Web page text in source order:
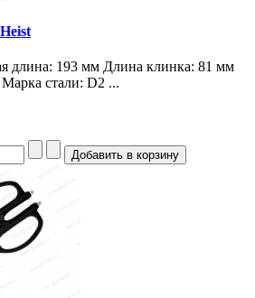
длина: 193 мм Длина клинка: 81 мм
стали: D2 ...